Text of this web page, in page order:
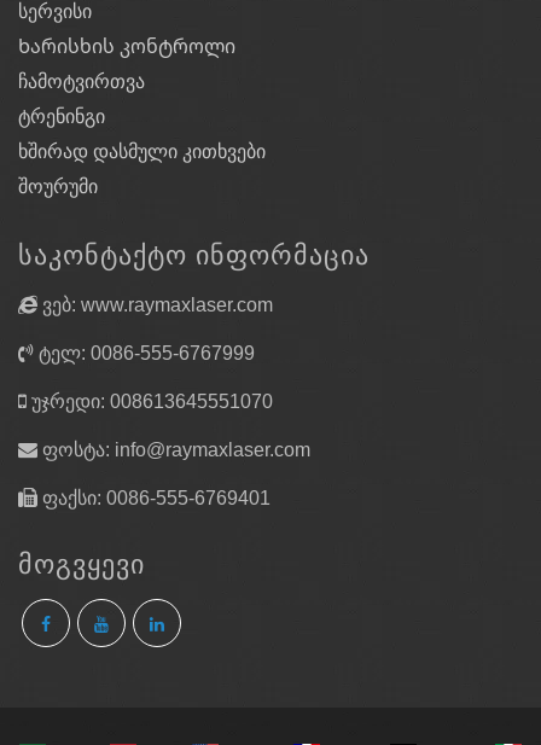
სერვისი
Ხარისხის კონტროლი
ჩამოტვირთვა
ტრენინგი
ხშირად დასმული კითხვები
შოურუმი
ᲡᲐᲙᲝᲜᲢᲐᲥᲢᲝ ᲘᲜᲤᲝᲠᲛᲐᲪᲘᲐ
ვებ: www.raymaxlaser.com
ტელ: 0086-555-6767999
უჯრედი: 008613645551070
ფოსტა: info@raymaxlaser.com
ფაქსი: 0086-555-6769401
ᲛᲝᲒᲕᲧᲔᲕᲘ